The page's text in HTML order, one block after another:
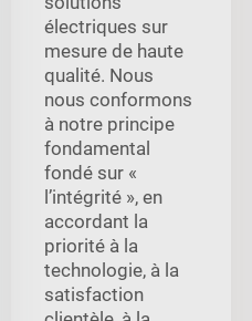
électriques sur
mesure de haute
qualité. Nous
nous conformons
à notre principe
fondamental
fondé sur «
l’intégrité », en
accordant la
priorité à la
technologie, à la
satisfaction